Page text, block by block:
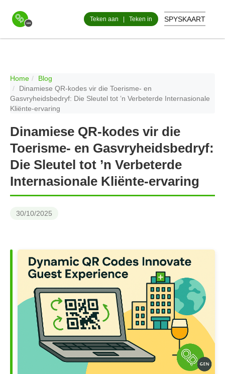
Teken aan Teken in SPYSKAART
Home
Blog
Dinamiese QR-kodes vir die Toerisme- en
Gasvryheidsbedryf: Die Sleutel tot ’n Verbeterde Internasionale
Kliënte-ervaring
Dinamiese QR-kodes vir die
Toerisme- en Gasvryheidsbedryf:
Die Sleutel tot ’n Verbeterde
Internasionale Kliënte-ervaring
30/10/2025